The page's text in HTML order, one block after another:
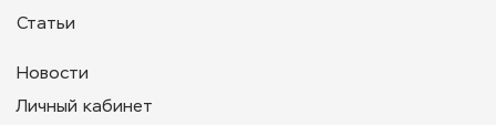
Статьи
Новости
Личный кабинет